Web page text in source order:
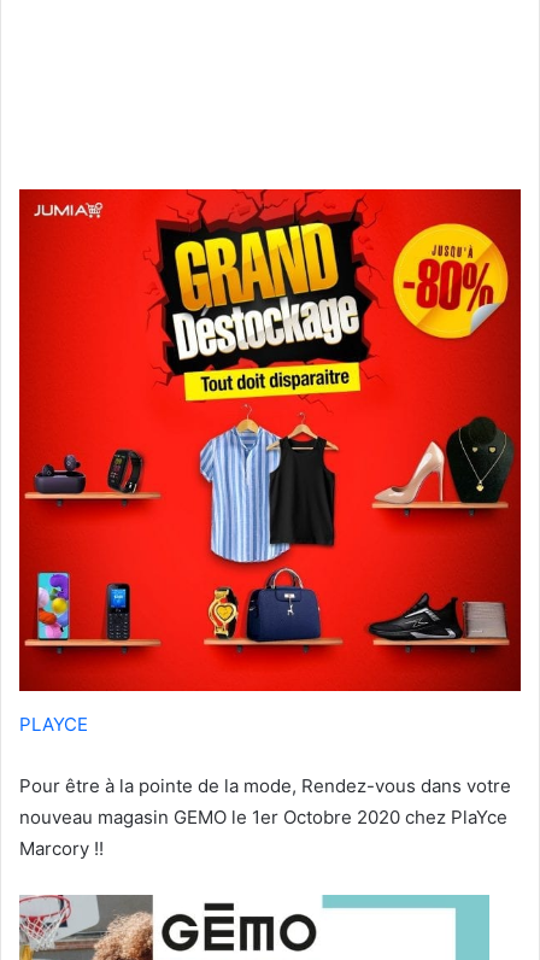
PLAYCE
Pour être à la pointe de la mode, Rendez-vous dans votre
nouveau magasin GEMO le 1er Octobre 2020 chez PlaYce
Marcory !!